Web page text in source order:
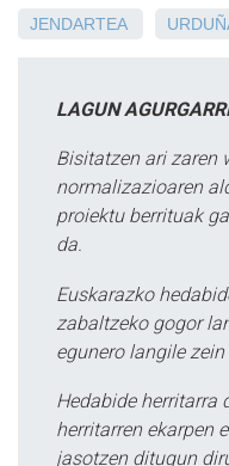
JENDARTEA
LAGUN
Bisitatzen ari zaren
normalizazioaren
proiektu berrituak
da.
Euskarazko
zabaltzeko gogor
egunero langile
Hedabide herritarra
herritarren ekarpen
jasotzen ditugun